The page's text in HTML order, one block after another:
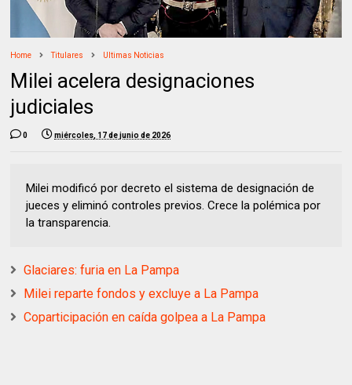
Home Titulares Ultimas Noticias
Milei acelera designaciones
judiciales
0 miércoles, 17 de junio de 2026
Milei modificó por decreto el sistema de designación de
jueces y eliminó controles previos. Crece la polémica por
la transparencia.
Glaciares: furia en La Pampa
Milei reparte fondos y excluye a La Pampa
Coparticipación en caída golpea a La Pampa